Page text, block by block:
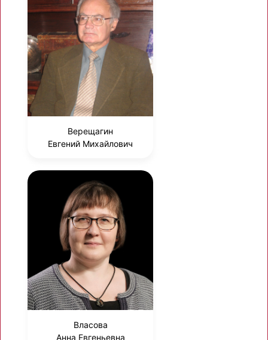
Верещагин
Евгений Михайлович
Власова
Анна Евгеньевна